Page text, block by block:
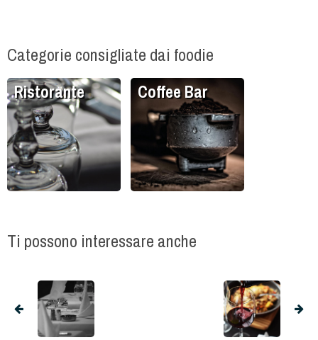
Categorie consigliate dai foodie
Ristorante Coffee Bar
Ti possono interessare anche